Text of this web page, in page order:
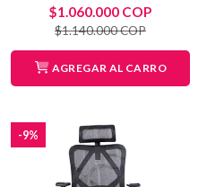
$1.060.000 COP
$1.140.000 COP
AGREGAR AL CARRO
-9%